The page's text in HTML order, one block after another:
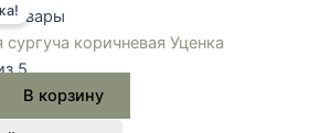
товары
коричневая Уценка
5
₽.
В корзину